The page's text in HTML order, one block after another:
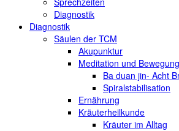
Diagnostik
Diagnostik
Säulen der TCM
Akupunktur
Meditation und
Ba duan jin- Acht
Spiralstabilisation
Ernährung
Kräuterheilkunde
Kräuter im Alltag